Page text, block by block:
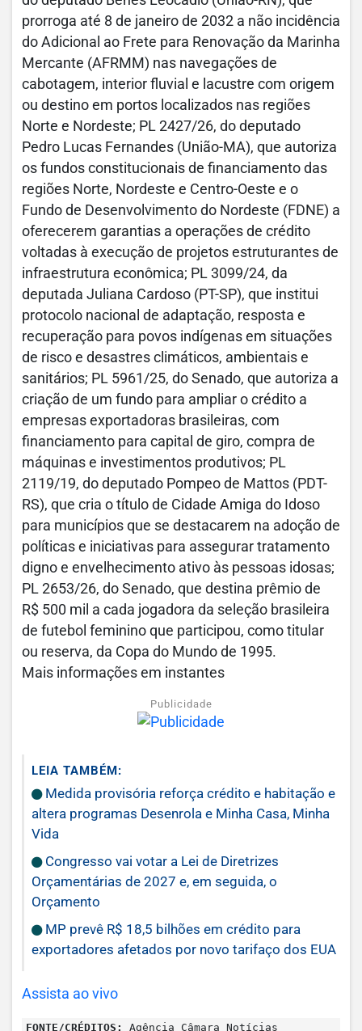
prorroga até 8 de janeiro de 2032 a não incidência
do Adicional ao Frete para Renovação da Marinha
Mercante (AFRMM) nas navegações de
cabotagem, interior fluvial e lacustre com origem
ou destino em portos localizados nas regiões
Norte e Nordeste; PL 2427/26, do deputado
Pedro Lucas Fernandes (União-MA), que autoriza
os fundos constitucionais de financiamento das
regiões Norte, Nordeste e Centro-Oeste e o
Fundo de Desenvolvimento do Nordeste (FDNE) a
oferecerem garantias a operações de crédito
voltadas à execução de projetos estruturantes de
infraestrutura econômica; PL 3099/24, da
deputada Juliana Cardoso (PT-SP), que institui
protocolo nacional de adaptação, resposta e
recuperação para povos indígenas em situações
de risco e desastres climáticos, ambientais e
sanitários; PL 5961/25, do Senado, que autoriza a
criação de um fundo para ampliar o crédito a
empresas exportadoras brasileiras, com
financiamento para capital de giro, compra de
máquinas e investimentos produtivos; PL
2119/19, do deputado Pompeo de Mattos (PDT-
RS), que cria o título de Cidade Amiga do Idoso
para municípios que se destacarem na adoção de
políticas e iniciativas para assegurar tratamento
digno e envelhecimento ativo às pessoas idosas;
PL 2653/26, do Senado, que destina prêmio de
R$ 500 mil a cada jogadora da seleção brasileira
de futebol feminino que participou, como titular
ou reserva, da Copa do Mundo de 1995.
Mais informações em instantes
Publicidade
LEIA TAMBÉM:
Medida provisória reforça crédito e habitação e
altera programas Desenrola e Minha Casa, Minha
Vida
Congresso vai votar a Lei de Diretrizes
Orçamentárias de 2027 e, em seguida, o
Orçamento
MP prevê R$ 18,5 bilhões em crédito para
exportadores afetados por novo tarifaço dos EUA
Assista ao vivo
FONTE/CRÉDITOS: Agência Câmara Notícias